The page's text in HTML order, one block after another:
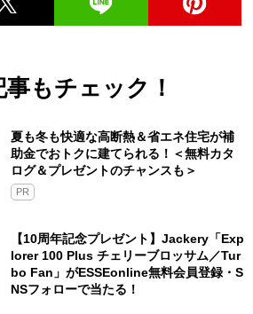
事もチェック！
夏も冬も快適な高断熱＆省エネ住宅が補
助金でおトクに建てられる！＜無料カタ
ログ＆プレゼントのチャンスも＞
PR
【10周年記念プレゼント】Jackery「Exp
lorer 100 Plus チェリーブロッサム／Tur
bo Fan」がESSEonline無料会員登録・S
NSフォローで当たる！